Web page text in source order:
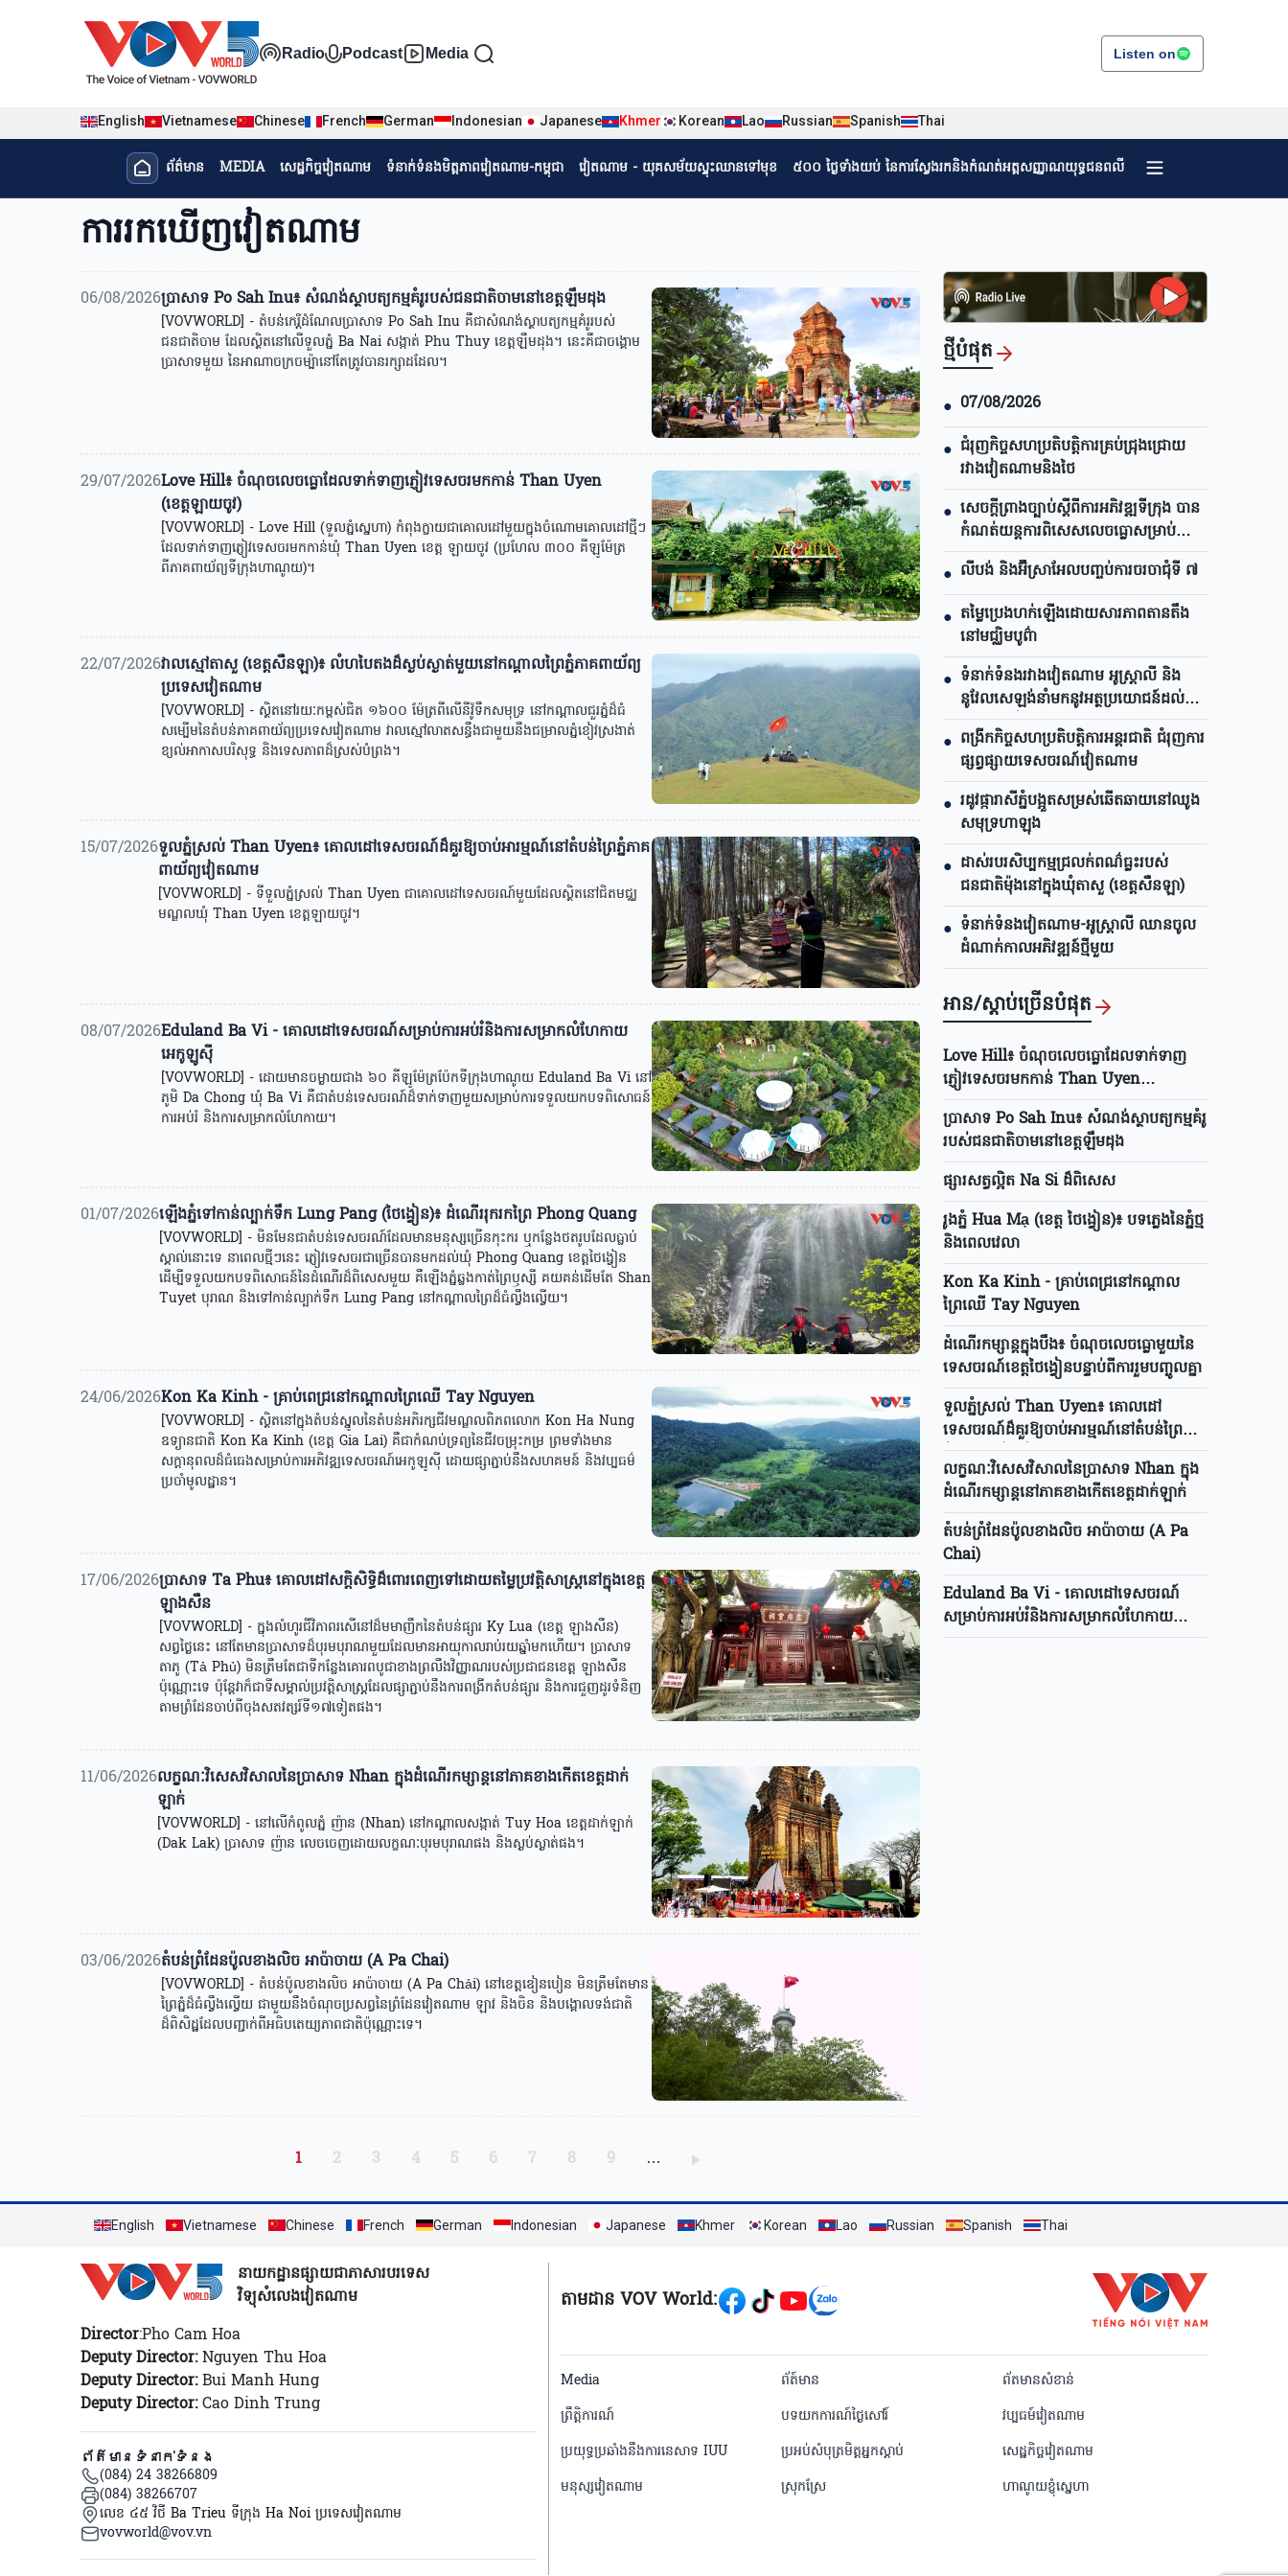
Đa phương tiện tiếng Khmer
Radio Podcast Media Listen on
English Vietnamese Chinese French German Indonesian Japanese Khmer Korean Lao Russian Spanish Thai
Menu trang chủ tiếng Khmer
ព័ត៌មាន​ MEDIA សេដ្ឋកិច្ចវៀតណាម ទំនាក់ទំនងមិត្តភាពវៀតណាម-កម្ពុជា វៀតណាម - យុគសម័យស្ទុះឈានទៅមុខ ៥០០ ថ្ងៃទាំងយប់ នៃការស្វែងរកនិងកំណត់អត្តសញ្ញាណយុទ្ធជនពលី
menu phụ tiếng Khmer
ការរកឃើញវៀតណាម
06/08/2026ប្រាសាទ Po Sah Inu៖ សំណង់ស្ថាបត្យកម្មគំរូរបស់ជនជាតិចាមនៅខេត្តឡឹមដុង
[VOVWORLD] - តំបន់កេរ្តិ៍ដំណែលប្រាសាទ Po Sah Inu គឺជាសំណង់ស្ថាបត្យកម្មគំរូរបស់
ជនជាតិចាម ដែលស្ថិតនៅលើទួលភ្នំ Ba Nai សង្កាត់ Phu Thuy ខេត្តឡឹមដុង។ នេះគឺជាចង្គោម
ប្រាសាទមួយ នៃអាណាចក្រចម្ប៉ានៅតែត្រូវបានរក្សាដដែល។
29/07/2026Love Hill៖ ចំណុចលេចធ្លោដែលទាក់ទាញភ្ញៀវទេសចរមកកាន់ Than Uyen
(ខេត្តឡាយចូវ)
[VOVWORLD] - Love Hill (ទួលភ្នំស្នេហា) កំពុងក្លាយជាគោលដៅមួយក្នុងចំណោមគោលដៅថ្មីៗ
ដែលទាក់ទាញភ្ញៀវទេសចរមកកាន់ឃុំ Than Uyen ខេត្ត ឡាយចូវ (ប្រហែល ៣០០ គីឡូម៉ែត្រ
ពីភាគពាយ័ព្យទីក្រុងហាណូយ)។
22/07/2026វាលស្មៅតាសួ (ខេត្តសឺនឡា)៖ លំហបៃតងដ៏ស្ងប់ស្ងាត់មួយនៅកណ្តាលព្រៃភ្នំភាគពាយ័ព្យ
ប្រទេសវៀតណាម
[VOVWORLD] - ស្ថិតនៅរយៈកម្ពស់ជិត ១៦០០ ម៉ែត្រពីលើនីវ៉ូទឹកសមុទ្រ នៅកណ្តាលជួរភ្នំដ៏ធំ
សម្បើមនៃតំបន់ភាគពាយ័ព្យប្រទេសវៀតណាម វាលស្មៅលាតសន្ធឹងជាមួយនឹងជម្រាលភ្នំខៀវស្រងាត់
ខ្យល់អាកាសបរិសុទ្ធ និងទេសភាពដ៏ស្រស់បំព្រង។
15/07/2026ទួលភ្នំស្រល់ Than Uyen៖ គោលដៅទេសចរណ៍ដ៏គួរឱ្យចាប់អារម្មណ៍នៅតំបន់ព្រៃភ្នំភាគ
ពាយ័ព្យវៀតណាម
[VOVWORLD] - ទីទួលភ្នំស្រល់ Than Uyen ជាគោលដៅទេសចរណ៍មួយដែលស្ថិតនៅជិតមជ្ឈ
មណ្ឌលឃុំ Than Uyen ខេត្តឡាយចូវ។
08/07/2026Eduland Ba Vi - គោលដៅទេសចរណ៍សម្រាប់ការអប់រំនិងការសម្រាកលំហែកាយ
អេកូឡូស៊ី
[VOVWORLD] - ដោយមានចម្ងាយជាង ៦០ គីឡូម៉ែត្រប៉ែកទីក្រុងហាណូយ Eduland Ba Vi នៅ
ភូមិ Da Chong ឃុំ Ba Vi គឺជាតំបន់ទេសចរណ៍ដ៏ទាក់ទាញមួយសម្រាប់ការទទួលយកបទពិសោធន៍
ការអប់រំ និងការសម្រាកលំហែកាយ។
01/07/2026ឡើងភ្នំទៅកាន់ល្បាក់ទឹក Lung Pang (ថៃង្វៀន)៖ ដំណើររុករកព្រៃ Phong Quang
[VOVWORLD] - មិនមែនជាតំបន់ទេសចរណ៍ដែលមានមនុស្សច្រើនកុះករ ឬកន្លែងថតរូបដែលធ្លាប់
ស្គាល់នោះទេ នាពេលថ្មីៗនេះ ភ្ញៀវទេសចរជាច្រើនបានមកដល់ឃុំ Phong Quang ខេត្តថៃង្វៀន
ដើម្បីទទួលយកបទពិសោធន៍នៃដំណើរដ៏ពិសេសមួយ គឺឡើងភ្នំឆ្លងកាត់ព្រៃឫស្សី គយគន់ដើមតែ Shan
Tuyet បុរាណ និងទៅកាន់ល្បាក់ទឹក Lung Pang នៅកណ្តាលព្រៃដ៏ធំល្វឹងល្វើយ។
24/06/2026Kon Ka Kinh - គ្រាប់ពេជ្រនៅកណ្ដាលព្រៃឈើ Tay Nguyen
[VOVWORLD] - ស្ថិតនៅក្នុងតំបន់ស្នូលនៃតំបន់អភិរក្សជីវមណ្ឌលពិភពលោក Kon Ha Nung
ឧទ្យានជាតិ Kon Ka Kinh (ខេត្ត Gia Lai) គឺជាកំណប់ទ្រព្យនៃជីវចម្រុះកម្រ ព្រមទាំងមាន
សក្ដានុពលដ៏ធំធេងសម្រាប់ការអភិវឌ្ឍទេសចរណ៍អេកូឡូស៊ី ដោយផ្សាភ្ជាប់នឹងសហគមន៍ និងវប្បធម៌
ប្រចាំមូលដ្ឋាន។
17/06/2026ប្រាសាទ Ta Phu៖ គោលដៅសក្តិសិទ្ធិដ៏ពោរពេញទៅដោយតម្លៃប្រវត្តិសាស្ត្រនៅក្នុងខេត្ត​
ឡាងសឺន
[VOVWORLD] - ក្នុងលំហូរជីវិភាពរសើនៅដ៏មមាញឹកនៃតំបន់ផ្សារ Ky Lua (ខេត្ត ឡាងសឺន)
សព្វថ្ងៃនេះ នៅតែមានប្រាសាទដ៏បុរមបុរាណមួយដែលមានអាយុកាលរាប់រយឆ្នាំមកហើយ។ ប្រាសាទ
តាភូ​ (Tả Phủ) មិនត្រឹមតែជាទីកន្លែងគោរពបូជាខាងព្រលឹងវិញ្ញាណរបស់ប្រជាជនខេត្ត ឡាងសឺន
ប៉ុណ្ណោះទេ ប៉ុន្តែវាក៏ជាទីសម្គាល់ប្រវត្តិសាស្ត្រដែលផ្សាភ្ជាប់នឹងការពង្រីកតំបន់ផ្សារ និងការជួញដូរទំនិញ
តាមព្រំដែនចាប់ពីចុងសតវត្សរ៍ទី១៧ទៀតផង។
11/06/2026លក្ខណៈវិសេសវិសាលនៃប្រាសាទ Nhan ក្នុងដំណើរកម្សាន្តនៅភាគខាងកើតខេត្តដាក់
ឡាក់
[VOVWORLD] - នៅលើកំពូលភ្នំ ញ៉ាន (Nhan) នៅកណ្តាលសង្កាត់ Tuy Hoa ខេត្តដាក់ឡាក់
(Dak Lak) ប្រាសាទ ញ៉ាន លេចចេញដោយលក្ខណៈបុរមបុរាណផង និងស្ងប់ស្ងាត់ផង។
03/06/2026តំបន់ព្រំដែនប៉ូលខាងលិច អាប៉ាចាយ (A Pa Chai)
[VOVWORLD] - តំបន់ប៉ូលខាងលិច អាប៉ាចាយ (A Pa Chải) នៅខេត្តឌៀនបៀន មិនត្រឹមតែមាន
ព្រៃភ្នំដ៏ធំល្វឹងល្វើយ ជាមួយនឹងចំណុចប្រសព្វនៃព្រំដែនវៀតណាម ឡាវ និងចិន និងបង្គោលទង់ជាតិ
ដ៏ពិសិដ្ឋដែលបញ្ជាក់ពីអធិបតេយ្យភាពជាតិប៉ុណ្ណោះទេ។
Trang hiện thời
1 Trang
2 Trang
3 Trang
4 Trang
5 Trang
6 Trang
7 Trang
8 Trang
9 …
ថ្មីបំផុត
● 07/08/2026
● ជំរុញកិច្ចសហប្រតិបត្តិការគ្រប់ជ្រុងជ្រោយ
រវាងវៀតណាមនិងថៃ
● សេចក្តីព្រាងច្បាប់ស្តីពីការអភិវឌ្ឍទីក្រុង បាន​
កំណត់យន្តការពិសេសលេចធ្លោសម្រាប់
ទីក្រុងហូជីមិញ
● លីបង់ និងអ៊ីស្រាអែលបញ្ចប់ការចរចាជុំទី ៧​
● តម្លៃប្រេងហក់ឡើងដោយសារភាពតានតឹង
នៅមជ្ឈិមបូព៌ា
● ទំនាក់ទំនងរវាងវៀតណាម អូស្ត្រាលី និង
នូវែលសេឡង់នាំមកនូវអត្ថប្រយោជន៍ដល់
គ្រប់ភាគីទាំងអស់
● ពង្រីកកិច្ចសហប្រតិបត្តិការអន្តរជាតិ ជំរុញការ
ផ្សព្វផ្សាយទេសចរណ៍វៀតណាម
● រដូវផ្ការាសីភ្នំបង្អួតសម្រស់ឆើតឆាយនៅឈូង
សមុទ្រហាឡុង
● ដាស់របរសិប្បកម្មជ្រលក់ពណ៌ធ្លះរបស់
ជនជាតិម៉ុងនៅក្នុងឃុំតាសួ (ខេត្តសឺនឡា)
● ទំនាក់ទំនងវៀតណាម-អូស្ត្រាលី ឈាន​ចូល
ដំណាក់កាលអភិវឌ្ឍន៍ថ្មីមួយ
អាន/ស្តាប់ច្រើនបំផុត
Love Hill៖ ចំណុចលេចធ្លោដែលទាក់ទាញ
ភ្ញៀវទេសចរមកកាន់ Than Uyen
(ខេត្តឡាយចូវ)
ប្រាសាទ Po Sah Inu៖ សំណង់ស្ថាបត្យកម្មគំរូ
របស់ជនជាតិចាមនៅខេត្តឡឹមដុង
ផ្សារសត្វល្អិត Na Si ដ៏ពិសេស
រូងភ្នំ Hua Mạ (ខេត្ត ថៃង្វៀន)៖ បទភ្លេងនៃភ្នំថ្ម
និងពេលវេលា
Kon Ka Kinh - គ្រាប់ពេជ្រនៅកណ្ដាល
ព្រៃឈើ Tay Nguyen
ដំណើរកម្សាន្តក្នុងបឹង៖ ចំណុចលេចធ្លោមួយនៃ
ទេសចរណ៍ខេត្តថៃង្វៀនបន្ទាប់ពីការរួមបញ្ចូលគ្នា
ទួលភ្នំស្រល់ Than Uyen៖ គោលដៅ
ទេសចរណ៍ដ៏គួរឱ្យចាប់អារម្មណ៍នៅតំបន់ព្រៃ
ភ្នំភាគពាយ័ព្យវៀតណាម
លក្ខណៈវិសេសវិសាលនៃប្រាសាទ Nhan ក្នុង
ដំណើរកម្សាន្តនៅភាគខាងកើតខេត្តដាក់ឡាក់
តំបន់ព្រំដែនប៉ូលខាងលិច អាប៉ាចាយ (A Pa
Chai)
Eduland Ba Vi - គោលដៅទេសចរណ៍
សម្រាប់ការអប់រំនិងការសម្រាកលំហែកាយ
អេកូឡូស៊ី
English Vietnamese Chinese French German Indonesian Japanese Khmer Korean Lao Russian Spanish Thai
នាយកដ្ឋានផ្សាយជាភាសារបរទេស
វិទ្យុសំលេងវៀតណាម
Director:Pho Cam Hoa
Deputy Director:Nguyen Thu Hoa
Deputy Director:Bui Manh Hung
Deputy Director:Cao Dinh Trung
ព័ត៌មានទំនាក់ទំនង
(084) 24 38266809
(084) 38266707
លេខ ៤៥ វិថី Ba Trieu ទីក្រុង Ha Noi ប្រទេសវៀតណាម
vovworld@vov.vn
Mạng xã hội
តាមដាន VOV World:
menu footer tiếng Khmer
Media ព័ត៍មាន
ព័តមានសំខាន់
ព្រឹត្តិការណ៍
បទយកការណ៍ថ្ងៃសៅរ៍
វប្បធម៍វៀតណាម
ប្រយុទ្ធប្រឆាំងនឹងការនេសាទ IUU
ប្រអប់សំបុត្រមិត្តអ្នកស្តាប់
សេដ្ឋកិច្ចវៀតណាម
មនុស្សវៀតណាម
ស្រុកស្រែ ហាណូយខ្ញុំស្នេហា